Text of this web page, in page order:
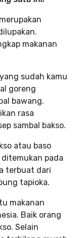
makanan
sudah kamu
goreng
bawang.
rasa
sambal bakso.
atau baso
pada
terbuat dari
tapioka.
makanan
Baik orang
Selain